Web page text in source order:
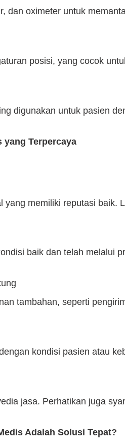
dan oximeter untuk
posisi, yang cocok
digunakan untuk pasien
yang Terpercaya
yang memiliki reputasi baik.
baik dan telah melalui
tambahan, seperti
kondisi pasien atau
jasa. Perhatikan juga
Adalah Solusi Tepat?